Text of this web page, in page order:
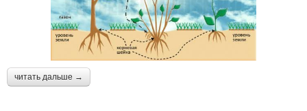
читать дальше →